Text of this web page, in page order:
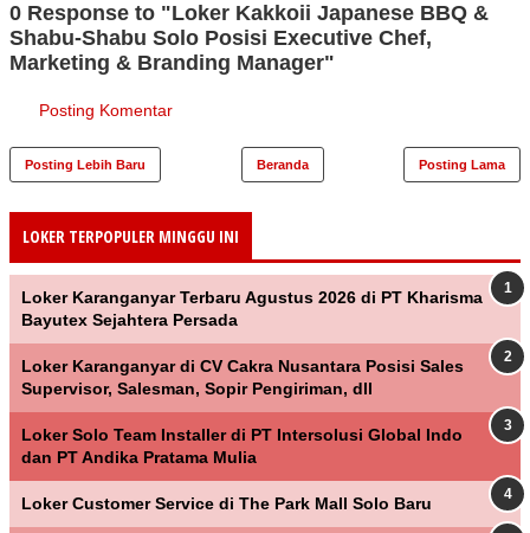
0 Response to "Loker Kakkoii Japanese BBQ &
Shabu-Shabu Solo Posisi Executive Chef,
Marketing & Branding Manager"
Posting Komentar
Posting Lebih Baru Posting Lama
Beranda
LOKER TERPOPULER MINGGU INI
Loker Karanganyar Terbaru Agustus 2026 di PT Kharisma
Bayutex Sejahtera Persada
Loker Karanganyar di CV Cakra Nusantara Posisi Sales
Supervisor, Salesman, Sopir Pengiriman, dll
Loker Solo Team Installer di PT Intersolusi Global Indo
dan PT Andika Pratama Mulia
Loker Customer Service di The Park Mall Solo Baru